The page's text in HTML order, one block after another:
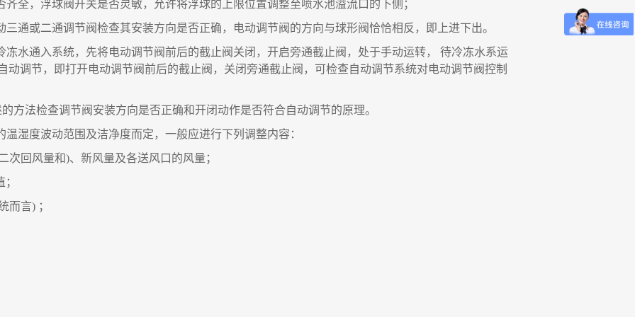
齐全， 浮球阀开关是否灵敏， 允许将浮球的上限位置调整至喷水池溢流口的下侧 ；
三通或二通调节阀检查其安装方向是否正确 ， 电动调节阀的方向与球形阀恰恰相反 ，
即上进下出。
冻水通入系统， 先将电动调节阀前后的截止阀关闭 ， 开启旁通截止阀 ， 处于手动运转，
待冷冻水系运
动调节 ， 即打开电动调节阀前后的截止阀 ， 关闭旁通截止阀 ， 可检查自动调节系统对电动调节阀控制
方法检查调节阀安装方向是否正确和开闭动作是否符合自动调节的原理。
温湿度波动范围及洁净度而定 ， 一般应进行下列调整内容 ：
次回风量和)、新风量及各送风口的风量 ；
；
而言) ；